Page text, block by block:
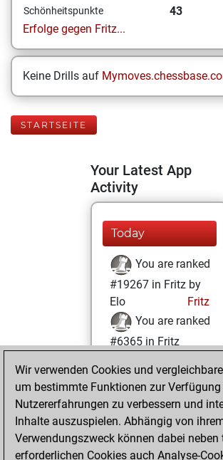
Schönheitspunkte
43
Erfolge gegen Fritz...
Keine Drills auf
STARTSEITE
Your Latest App
Activity
Today
You are ranked
#19267 in Fritz by
Elo
Fritz
You are ranked
#6365 in Fritz
Montag, Februar
8, 2021
You achieved a
BeautyScore of 43
Wir verwenden Cookies und
um bestimmte Funktionen zur
Nutzererfahrungen zu verbessern und
Inhalte auszuspielen. Abhängig von
Verwendungszweck können dabei neben
erforderlichen Cookies auch Analyse-